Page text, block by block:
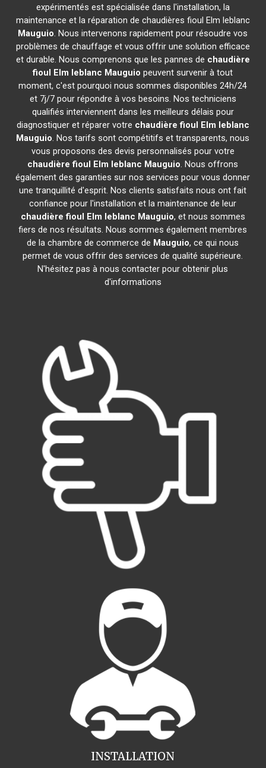
expérimentés est spécialisée dans l'installation, la
maintenance et la réparation de chaudières fioul Elm leblanc
Mauguio. Nous intervenons rapidement pour résoudre vos
problèmes de chauffage et vous offrir une solution efficace
et durable. Nous comprenons que les pannes de chaudière
fioul Elm leblanc Mauguio peuvent survenir à tout
moment, c'est pourquoi nous sommes disponibles 24h/24
et 7j/7 pour répondre à vos besoins. Nos techniciens
qualifiés interviennent dans les meilleurs délais pour
diagnostiquer et réparer votre chaudière fioul Elm leblanc
Mauguio. Nos tarifs sont compétitifs et transparents, nous
vous proposons des devis personnalisés pour votre
chaudière fioul Elm leblanc Mauguio. Nous offrons
également des garanties sur nos services pour vous donner
une tranquillité d'esprit. Nos clients satisfaits nous ont fait
confiance pour l'installation et la maintenance de leur
chaudière fioul Elm leblanc Mauguio, et nous sommes
fiers de nos résultats. Nous sommes également membres
de la chambre de commerce de Mauguio, ce qui nous
permet de vous offrir des services de qualité supérieure.
N'hésitez pas à nous contacter pour obtenir plus
d'informations
INSTALLATION